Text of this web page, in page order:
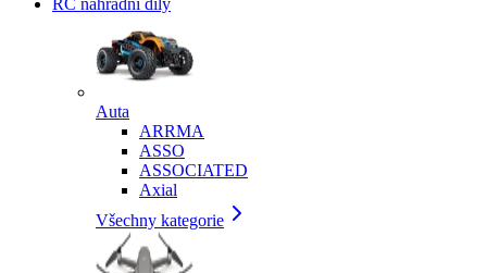
RC náhradní díly
Auta
ARRMA
ASSO
ASSOCIATED
Axial
Všechny kategorie